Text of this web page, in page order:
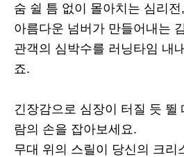
숨 쉴 틈 없이 몰아치는 심리
아름다운 넘버가 만들어내는
관객의 심박수를 러닝타임 내
죠.
긴장감으로 심장이 터질 듯 뛸
람의 손을 잡아보세요.
무대 위의 스릴이 당신의 크리